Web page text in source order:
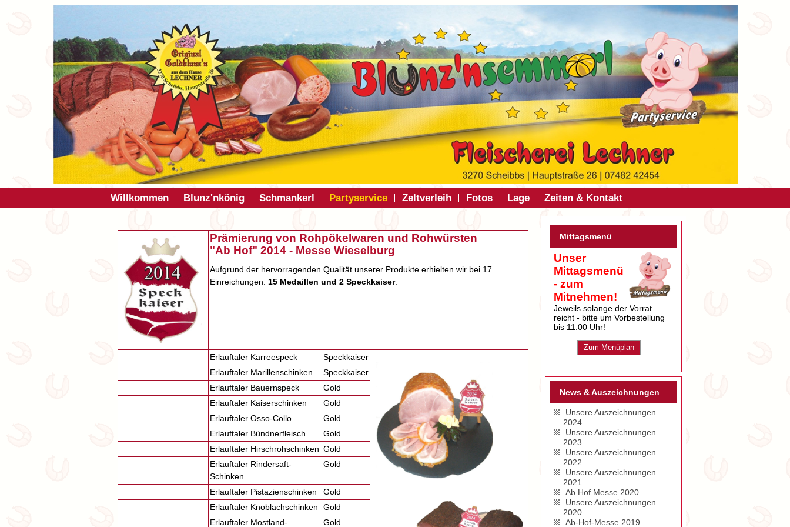
Willkommen Blunz'nkönig Schmankerl Partyservice Zeltverleih Fotos Lage Zeiten & Kontakt
Prämierung von Rohpökelwaren und Rohwürsten
"Ab Hof" 2014 - Messe Wieselburg
Aufgrund der hervorragenden Qualität unserer Produkte erhielten wir bei 17
Einreichungen: 15 Medaillen und 2 Speckkaiser:
Erlauftaler Karreespeck
Speckkaiser
Erlauftaler Marillenschinken
Speckkaiser
Erlauftaler Bauernspeck
Gold
Erlauftaler Kaiserschinken
Gold
Erlauftaler Osso-Collo
Gold
Erlauftaler Bündnerfleisch
Gold
Erlauftaler Hirschrohschinken Gold
Erlauftaler Rindersaft-
Schinken
Gold
Erlauftaler Pistazienschinken
Gold
Erlauftaler Knoblachschinken
Gold
Erlauftaler Mostland-
Gold
Mittagsmenü
Unser
Mittagsmenü
- zum
Mitnehmen!
Jeweils solange der Vorrat
reicht - bitte um Vorbestellung
bis 11.00 Uhr!
Zum Menüplan
News & Auszeichnungen
Unsere Auszeichnungen
2024
Unsere Auszeichnungen
2023
Unsere Auszeichnungen
2022
Unsere Auszeichnungen
2021
Ab Hof Messe 2020
Unsere Auszeichnungen
2020
Ab-Hof-Messe 2019